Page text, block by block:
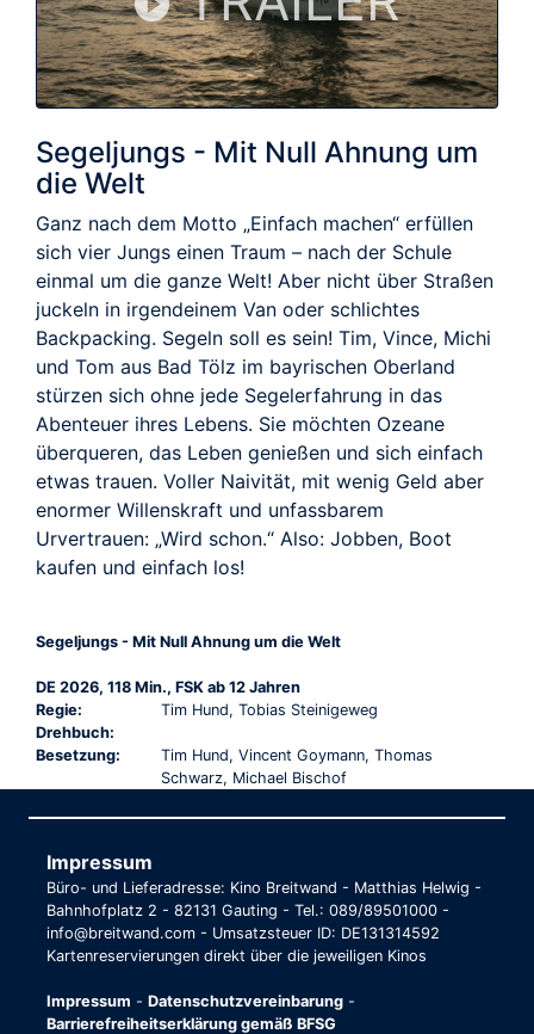
Segeljungs - Mit Null Ahnung um
die Welt
Ganz nach dem Motto „Einfach machen“ erfüllen
sich vier Jungs einen Traum – nach der Schule
einmal um die ganze Welt! Aber nicht über Straßen
juckeln in irgendeinem Van oder schlichtes
Backpacking. Segeln soll es sein! Tim, Vince, Michi
und Tom aus Bad Tölz im bayrischen Oberland
stürzen sich ohne jede Segelerfahrung in das
Abenteuer ihres Lebens. Sie möchten Ozeane
überqueren, das Leben genießen und sich einfach
etwas trauen. Voller Naivität, mit wenig Geld aber
enormer Willenskraft und unfassbarem
Urvertrauen: „Wird schon.“ Also: Jobben, Boot
kaufen und einfach los!
Segeljungs - Mit Null Ahnung um die Welt
DE 2026, 118 Min., FSK ab 12 Jahren
Regie:
Tim Hund, Tobias Steinigeweg
Drehbuch:
Besetzung:
Tim Hund, Vincent Goymann, Thomas
Schwarz, Michael Bischof
Impressum
Büro- und Lieferadresse: Kino Breitwand - Matthias Helwig -
Bahnhofplatz 2 - 82131 Gauting - Tel.: 089/89501000 -
info@breitwand.com - Umsatzsteuer ID: DE131314592
Kartenreservierungen direkt über die jeweiligen Kinos
Impressum - Datenschutzvereinbarung -
Barrierefreiheitserklärung gemäß BFSG